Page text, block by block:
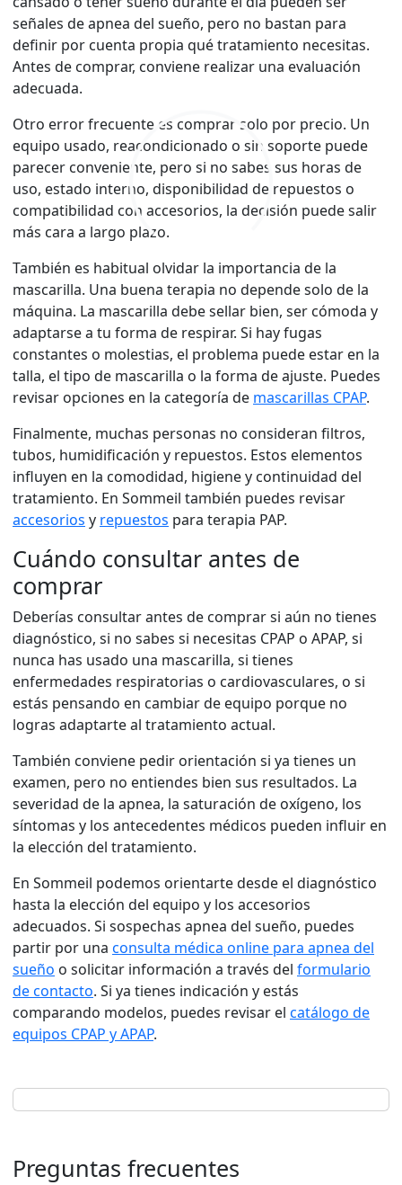
señales de apnea del sueño, pero no bastan para
definir por cuenta propia qué tratamiento necesitas.
Antes de comprar, conviene realizar una evaluación
adecuada.
Otro error frecuente es comprar solo por precio. Un
equipo usado, reacondicionado o sin soporte puede
parecer conveniente, pero si no sabes sus horas de
uso, estado interno, disponibilidad de repuestos o
compatibilidad con accesorios, la decisión puede salir
más cara a largo plazo.
También es habitual olvidar la importancia de la
mascarilla. Una buena terapia no depende solo de la
máquina. La mascarilla debe sellar bien, ser cómoda y
adaptarse a tu forma de respirar. Si hay fugas
constantes o molestias, el problema puede estar en la
talla, el tipo de mascarilla o la forma de ajuste. Puedes
revisar opciones en la categoría de mascarillas CPAP.
Finalmente, muchas personas no consideran filtros,
tubos, humidificación y repuestos. Estos elementos
influyen en la comodidad, higiene y continuidad del
tratamiento. En Sommeil también puedes revisar
accesorios y repuestos para terapia PAP.
Cuándo consultar antes de
comprar
Deberías consultar antes de comprar si aún no tienes
diagnóstico, si no sabes si necesitas CPAP o APAP, si
nunca has usado una mascarilla, si tienes
enfermedades respiratorias o cardiovasculares, o si
estás pensando en cambiar de equipo porque no
logras adaptarte al tratamiento actual.
También conviene pedir orientación si ya tienes un
examen, pero no entiendes bien sus resultados. La
severidad de la apnea, la saturación de oxígeno, los
síntomas y los antecedentes médicos pueden influir en
la elección del tratamiento.
En Sommeil podemos orientarte desde el diagnóstico
hasta la elección del equipo y los accesorios
adecuados. Si sospechas apnea del sueño, puedes
partir por una consulta médica online para apnea del
sueño o solicitar información a través del formulario
de contacto. Si ya tienes indicación y estás
comparando modelos, puedes revisar el catálogo de
equipos CPAP y APAP.
Preguntas frecuentes